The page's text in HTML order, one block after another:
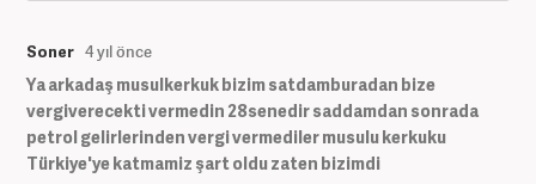
Soner 4 yıl önce
Ya arkadaş musulkerkuk bizim satdamburadan bize
vergiverecekti vermedin 28senedir saddamdan sonrada
petrol gelirlerinden vergi vermediler musulu kerkuku
Türkiye'ye katmamiz şart oldu zaten bizimdi